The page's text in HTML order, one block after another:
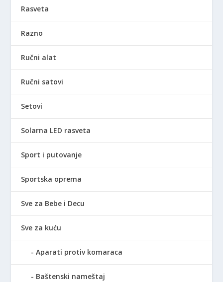
Rasveta
Razno
Ručni alat
Ručni satovi
Setovi
Solarna LED rasveta
Sport i putovanje
Sportska oprema
Sve za Bebe i Decu
Sve za kuću
Aparati protiv komaraca
Baštenski nameštaj